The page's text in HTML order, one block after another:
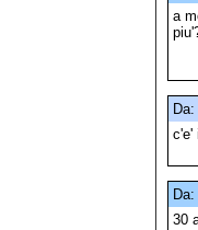
a
Da:
c'e'
Da:
30